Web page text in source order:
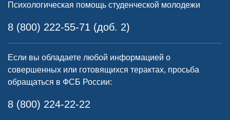
Психологическая помощь студенческой молодежи
8 (800) 222-55-71 (доб. 2)
Если вы обладаете любой информацией о
совершенных или готовящихся терактах, просьба
обращаться в ФСБ России:
8 (800) 224-22-22